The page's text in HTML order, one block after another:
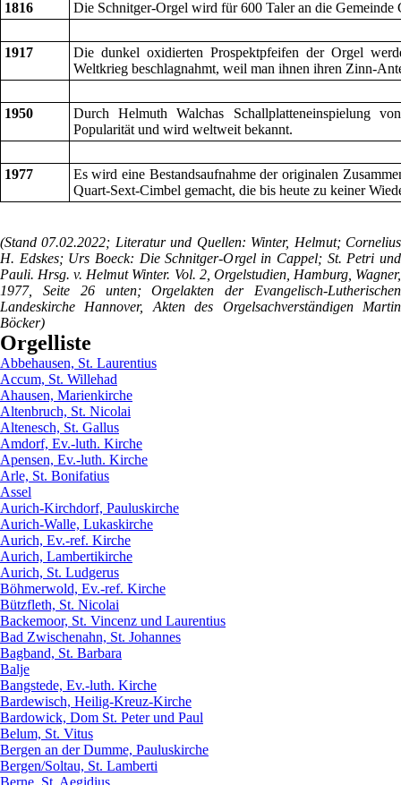
1816 Die Schnitger-Orgel wird für 600 Taler an die Gemeinde
1917
Die dunkel oxidierten Prospektpfeifen der Orgel
Weltkrieg beschlagnahmt, weil man ihnen ihren Zinn-
1950
Durch Helmuth Walchas Schallplatteneinspielung
Popularität und wird weltweit bekannt.
1977
Es wird eine Bestandsaufnahme der originalen
Quart-Sext-Cimbel gemacht, die bis heute zu keiner
(Stand 07.02.2022; Literatur und Quellen: Winter, Helmut; Cornelius
H. Edskes; Urs Boeck: Die Schnitger-Orgel in Cappel; St. Petri und
Pauli. Hrsg. v. Helmut Winter. Vol. 2, Orgelstudien, Hamburg, Wagner,
1977, Seite 26 unten; Orgelakten der Evangelisch-Lutherischen
Landeskirche Hannover, Akten des Orgelsachverständigen Martin
Böcker)
Orgelliste
Abbehausen, St. Laurentius
Accum, St. Willehad
Ahausen, Marienkirche
Altenbruch, St. Nicolai
Altenesch, St. Gallus
Amdorf, Ev.-luth. Kirche
Apensen, Ev.-luth. Kirche
Arle, St. Bonifatius
Assel
Aurich-Kirchdorf, Pauluskirche
Aurich-Walle, Lukaskirche
Aurich, Ev.-ref. Kirche
Aurich, Lambertikirche
Aurich, St. Ludgerus
Böhmerwold, Ev.-ref. Kirche
Bützfleth, St. Nicolai
Backemoor, St. Vincenz und Laurentius
Bad Zwischenahn, St. Johannes
Bagband, St. Barbara
Balje
Bangstede, Ev.-luth. Kirche
Bardewisch, Heilig-Kreuz-Kirche
Bardowick, Dom St. Peter und Paul
Belum, St. Vitus
Bergen an der Dumme, Pauluskirche
Bergen/Soltau, St. Lamberti
Berne, St. Aegidius